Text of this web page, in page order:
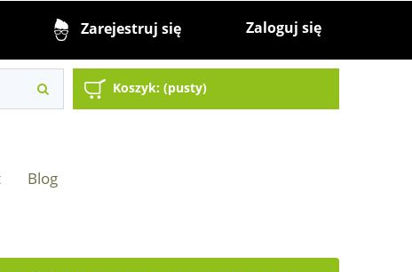
Zarejestruj się Zaloguj się
Koszyk: (pusty)
Blog